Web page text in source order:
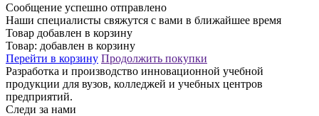
Сообщение успешно отправлено
Наши специалисты свяжутся с вами в ближайшее время
Товар добавлен в корзину
Товар: добавлен в корзину
Перейти в корзину Продолжить покупки
Разработка и производство инновационной учебной
продукции для вузов, колледжей и учебных центров
предприятий.
Следи за нами